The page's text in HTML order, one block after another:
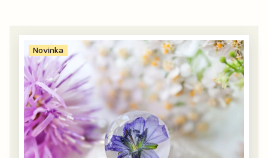
Novinka